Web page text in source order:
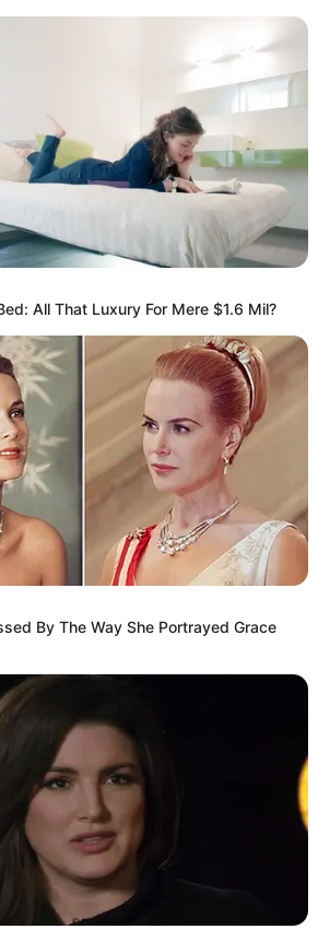
All That Luxury For Mere $1.6 Mil?
By The Way She Portrayed Grace